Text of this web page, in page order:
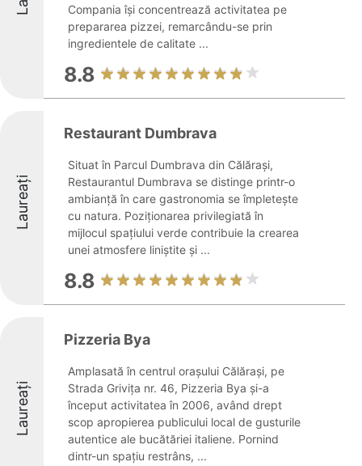
Compania își concentrează activitatea pe
prepararea pizzei, remarcându-se prin
ingredientele de calitate ...
8.8
Laureați
Restaurant Dumbrava
Situat în Parcul Dumbrava din Călărași,
Restaurantul Dumbrava se distinge printr-o
ambianță în care gastronomia se împletește
cu natura. Poziționarea privilegiată în
mijlocul spațiului verde contribuie la crearea
unei atmosfere liniștite și ...
8.8
Laureați
Pizzeria Bya
Amplasată în centrul orașului Călărași, pe
Strada Grivița nr. 46, Pizzeria Bya și-a
început activitatea în 2006, având drept
scop apropierea publicului local de gusturile
autentice ale bucătăriei italiene. Pornind
dintr-un spațiu restrâns, ...